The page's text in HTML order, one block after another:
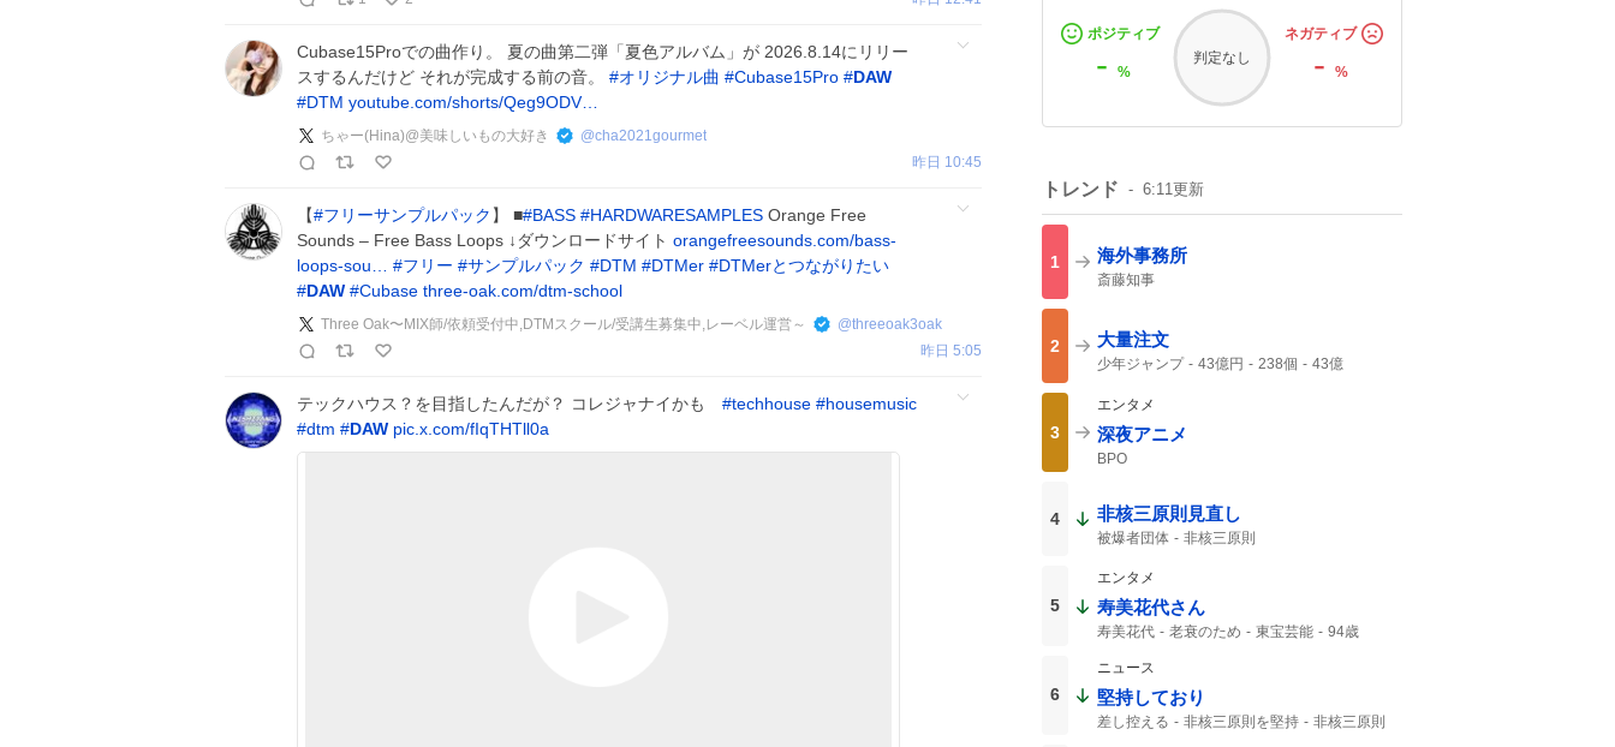
Cubase15Proでの曲作り。 夏の曲第二弾「夏色アルバム」が 2026.8.14にリリー
スするんだけど それが完成する前の音。 #オリジナル曲 #Cubase15Pro #DAW
#DTM youtube.com/shorts/Qeg9ODV…
ちゃー(Hina)@美味しいもの大好き @cha2021gourmet
昨日 10:45
【#フリーサンプルパック 】 ■#BASS #HARDWARESAMPLES Orange Free
Sounds – Free Bass Loops ↓ダウンロードサイト orangefreesounds.com/bass-
loops-sou…
#フリー #サンプルパック #DTM #DTMer #DTMerとつながりたい
#DAW #Cubase three-oak.com/dtm-school
Three Oak〜MIX師/依頼受付中,DTMスクール/受講生募集中,レーベル運営～ @threeoak3oak
昨日 5:05
テックハウス？を目指したんだが？ コレジャナイかも #techhouse #housemusic
#dtm #DAW pic.x.com/fIqTHTll0a
ポジティブ
- %
判定なし
ネガティブ
-%
トレンド 6:11更新
1 海外事務所
斎藤知事
2 大量注文
少年ジャンプ 43億円 238個
43億
3
エンタメ
深夜アニメ
BPO
4 非核三原則見直し
被爆者団体 非核三原則
5
エンタメ
寿美花代さん
寿美花代 老衰のため 東宝芸能
94歳
最期の最期まで...
6
ニュース
堅持しており
差し控える 非核三原則を堅持
非核三原則